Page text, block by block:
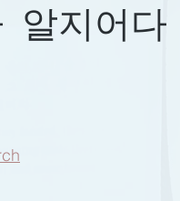
알지어다